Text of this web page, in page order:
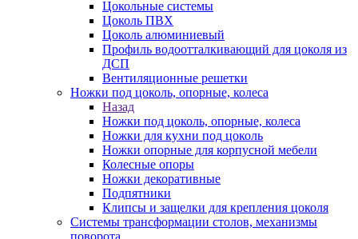
Цокольные системы
Цоколь ПВХ
Цоколь алюминиевый
Профиль водоотталкивающий для цоколя из
ДСП
Вентиляционные решетки
Ножки под цоколь, опорные, колеса
Назад
Ножки под цоколь, опорные, колеса
Ножки для кухни под цоколь
Ножки опорные для корпусной мебели
Колесные опоры
Ножки декоративные
Подпятники
Клипсы и защелки для крепления цоколя
Системы трансформации столов, механизмы
поворота